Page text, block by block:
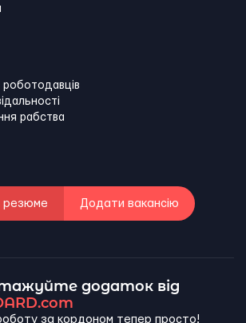
роботодавців
рабства
резюме Додати вакансію
додаток від
за кордоном тепер просто!